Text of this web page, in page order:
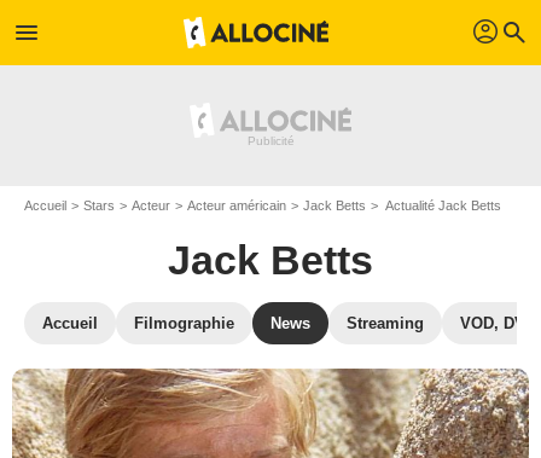
menu profil search
Accueil Stars Acteur Acteur américain Jack Betts Actualité Jack Betts
Jack Betts
Accueil Filmographie News Streaming VOD, DVD